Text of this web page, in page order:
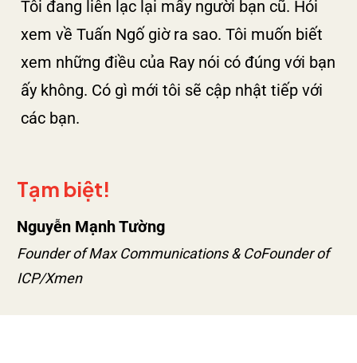
Tôi đang liên lạc lại mấy người bạn cũ. Hỏi
xem về Tuấn Ngố giờ ra sao. Tôi muốn biết
xem những điều của Ray nói có đúng với bạn
ấy không. Có gì mới tôi sẽ cập nhật tiếp với
các bạn.
Tạm biệt!
Nguyễn Mạnh Tường
Founder of Max Communications & CoFounder of
ICP/Xmen